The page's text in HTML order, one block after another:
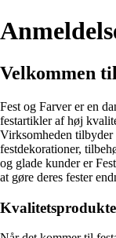
Velkommen
Fest og Farver er en
festartikler af høj
Virksomheden
festdekorationer,
og glade kunder er
at gøre deres fester